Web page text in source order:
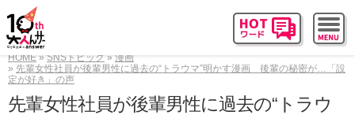
HOME SNSトピック
漫画
先輩女性社員が後輩男性に過去の“トラウマ”明かす漫画 後輩の秘密が…「設
定が好き」の声
先輩女性社員が後輩男性に過去の“トラウ